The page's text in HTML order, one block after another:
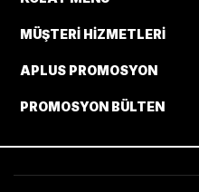
MÜŞTERI HIZMETLERI
APLUS PROMOSYON
PROMOSYON BÜLTEN